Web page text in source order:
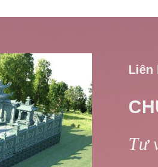
Liên
Tư